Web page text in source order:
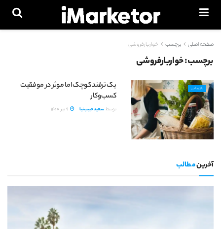
صفحه اصلی برچسب خواربارفروشی
برچسب:خواربارفروشی
بازاریابی
یک ترفند کوچک اما موثر در موفقیت
کسب‌و‌کار
توسط سعید حبیب‌نیا 9 تیر 1400
آخرینمطالب